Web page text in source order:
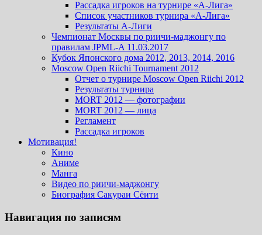
Рассадка игроков на турнире «А-Лига»
Список участников турнира «А-Лига»
Результаты А-Лиги
Чемпионат Москвы по риичи-маджонгу по
правилам JPML-A 11.03.2017
Кубок Японского дома 2012, 2013, 2014, 2016
Moscow Open Riichi Tournament 2012
Отчет о турнире Moscow Open Riichi 2012
Результаты турнира
MORT 2012 — фотографии
MORT 2012 — лица
Регламент
Рассадка игроков
Мотивация!
Кино
Аниме
Манга
Видео по риичи-маджонгу
Биография Сакураи Сёити
Навигация по записям